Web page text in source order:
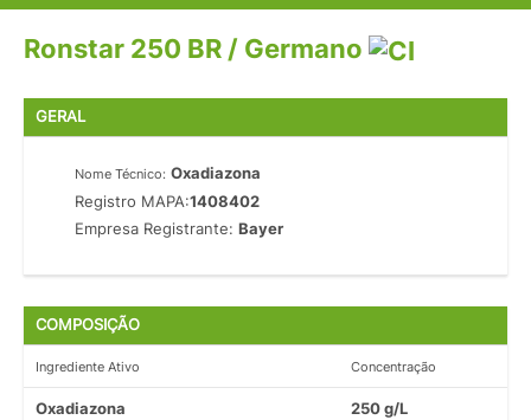
Ronstar 250 BR / Germano
GERAL
Nome Técnico: Oxadiazona
Registro MAPA:1408402
Empresa Registrante:Bayer
COMPOSIÇÃO
Ingrediente Ativo Concentração
Oxadiazona 250 g/L